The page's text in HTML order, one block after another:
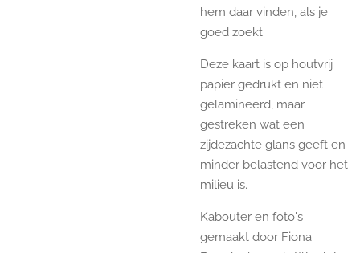
hem daar vinden, als je
goed zoekt.
Deze kaart is op houtvrij
papier gedrukt en niet
gelamineerd, maar
gestreken wat een
zijdezachte glans geeft en
minder belastend voor het
milieu is.
Kabouter en foto's
gemaakt door Fiona